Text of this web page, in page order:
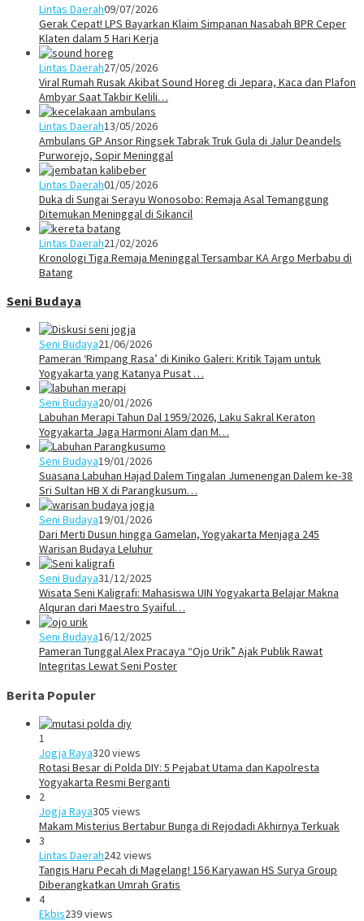
Lintas Daerah09/07/2026
Gerak Cepat! LPS Bayarkan Klaim Simpanan Nasabah BPR Ceper
Klaten dalam 5 Hari Kerja
Lintas Daerah27/05/2026
Viral Rumah Rusak Akibat Sound Horeg di Jepara, Kaca dan Plafon
Ambyar Saat Takbir Kelili…
Lintas Daerah13/05/2026
Ambulans GP Ansor Ringsek Tabrak Truk Gula di Jalur Deandels
Purworejo, Sopir Meninggal
Lintas Daerah01/05/2026
Duka di Sungai Serayu Wonosobo: Remaja Asal Temanggung
Ditemukan Meninggal di Sikancil
Lintas Daerah21/02/2026
Kronologi Tiga Remaja Meninggal Tersambar KA Argo Merbabu di
Batang
Seni Budaya
Seni Budaya21/06/2026
Pameran ‘Rimpang Rasa’ di Kiniko Galeri: Kritik Tajam untuk
Yogyakarta yang Katanya Pusat …
Seni Budaya20/01/2026
Labuhan Merapi Tahun Dal 1959/2026, Laku Sakral Keraton
Yogyakarta Jaga Harmoni Alam dan M…
Seni Budaya19/01/2026
Suasana Labuhan Hajad Dalem Tingalan Jumenengan Dalem ke-38
Sri Sultan HB X di Parangkusum…
Seni Budaya19/01/2026
Dari Merti Dusun hingga Gamelan, Yogyakarta Menjaga 245
Warisan Budaya Leluhur
Seni Budaya31/12/2025
Wisata Seni Kaligrafi: Mahasiswa UIN Yogyakarta Belajar Makna
Alquran dari Maestro Syaiful…
Seni Budaya16/12/2025
Pameran Tunggal Alex Pracaya “Ojo Urik” Ajak Publik Rawat
Integritas Lewat Seni Poster
Berita Populer
1
Jogja Raya320 views
Rotasi Besar di Polda DIY: 5 Pejabat Utama dan Kapolresta
Yogyakarta Resmi Berganti
2
Jogja Raya305 views
Makam Misterius Bertabur Bunga di Rejodadi Akhirnya Terkuak
3
Lintas Daerah242 views
Tangis Haru Pecah di Magelang! 156 Karyawan HS Surya Group
Diberangkatkan Umrah Gratis
4
Ekbis239 views